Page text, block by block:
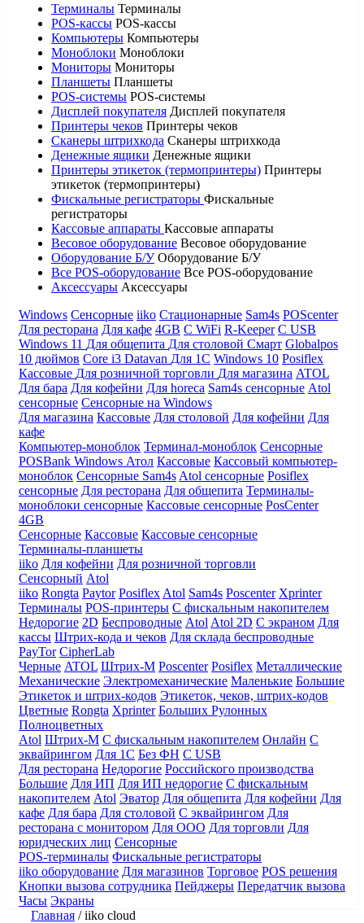
Терминалы Терминалы
POS-кассы POS-кассы
Компьютеры Компьютеры
Моноблоки Моноблоки
Мониторы Мониторы
Планшеты Планшеты
POS-системы POS-системы
Дисплей покупателя Дисплей покупателя
Принтеры чеков Принтеры чеков
Сканеры штрихкода Сканеры штрихкода
Денежные ящики Денежные ящики
Принтеры этикеток (термопринтеры) Принтеры
этикеток (термопринтеры)
Фискальные регистраторы Фискальные
регистраторы
Кассовые аппараты Кассовые аппараты
Весовое оборудование Весовое оборудование
Оборудование Б/У Оборудование Б/У
Все POS-оборудование Все POS-оборудование
Аксессуары Аксессуары
Windows Сенсорные iiko Стационарные Sam4s POScenter
Для ресторана Для кафе 4GB С WiFi R-Keeper С USB
Windows 11 Для общепита Для столовой Смарт Globalpos
10 дюймов Core i3 Datavan Для 1С Windows 10 Posiflex
Кассовые Для розничной торговли Для магазина ATOL
Для бара Для кофейни Для horeca Sam4s сенсорные Atol
сенсорные Сенсорные на Windows
Для магазина Кассовые Для столовой Для кофейни Для
кафе
Компьютер-моноблок Терминал-моноблок Сенсорные
POSBank Windows Атол Кассовые Кассовый компьютер-
моноблок Сенсорные Sam4s Atol сенсорные Posiflex
сенсорные Для ресторана Для общепита Терминалы-
моноблоки сенсорные Кассовые сенсорные PosCenter
4GB
Сенсорные Кассовые Кассовые сенсорные
Терминалы-планшеты
iiko Для кофейни Для розничной торговли
Сенсорный Atol
iiko Rongta Paytor Posiflex Atol Sam4s Poscenter Xprinter
Терминалы POS-принтеры С фискальным накопителем
Недорогие 2D Беспроводные Atol Atol 2D С экраном Для
кассы Штрих-кода и чеков Для склада беспроводные
PayTor CipherLab
Черные ATOL Штрих-М Poscenter Posiflex Металлические
Механические Электромеханические Маленькие Большие
Этикеток и штрих-кодов Этикеток, чеков, штрих-кодов
Цветные Rongta Xprinter Больших Рулонных
Полноцветных
Atol Штрих-М С фискальным накопителем Онлайн С
эквайрингом Для 1С Без ФН С USB
Для ресторана Недорогие Российского производства
Большие Для ИП Для ИП недорогие С фискальным
накопителем Atol Эватор Для общепита Для кофейни Для
кафе Для бара Для столовой С эквайрингом Для
ресторана с монитором Для ООО Для торговли Для
юридческих лиц Сенсорные
POS-терминалы Фискальные регистраторы
iiko оборудование Для магазинов Торговое POS решения
Кнопки вызова сотрудника Пейджеры Передатчик вызова
Часы Экраны
Главная /iiko cloud